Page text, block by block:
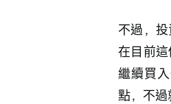
不過，
在目前
繼續買
點，不